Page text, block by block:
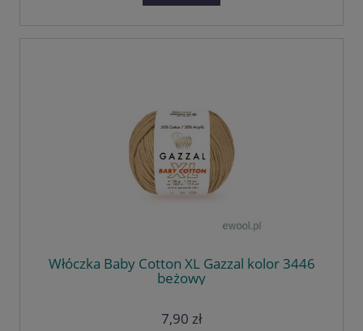
Włóczka Baby Cotton XL Gazzal kolor 3446
beżowy
7,90 zł